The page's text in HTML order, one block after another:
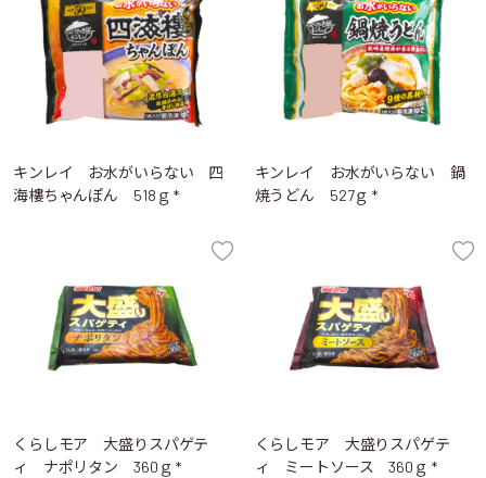
キンレイ お水がいらない 四
海樓ちゃんぽん 518ｇ *
キンレイ お水がいらない 鍋
焼うどん 527ｇ *
くらしモア 大盛りスパゲテ
ィ ナポリタン 360ｇ *
くらしモア 大盛りスパゲテ
ィ ミートソース 360ｇ *